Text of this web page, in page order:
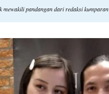
mewakili pandangan dari redaksi kumparan